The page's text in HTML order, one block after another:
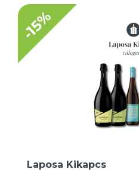
-15%
Laposa Kikapcs